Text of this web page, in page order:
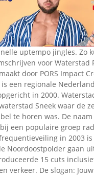
uptempo jingles. Zo
voor Waterstad
door PORS Impact
een regionale
in 2000.
Sneek waar de
te horen was. De
bij een populaire groep
in 2003
Noordoostpolder gaan
15 cuts
verkeer. De slogan: